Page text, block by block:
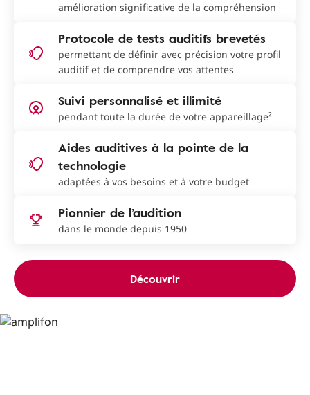
amélioration significative de la compréhension
Protocole de tests auditifs brevetés
permettant de définir avec précision votre profil
auditif et de comprendre vos attentes
Suivi personnalisé et illimité
pendant toute la durée de votre appareillage²
Aides auditives à la pointe de la
technologie
adaptées à vos besoins et à votre budget
Pionnier de l’audition
dans le monde depuis 1950
Découvrir